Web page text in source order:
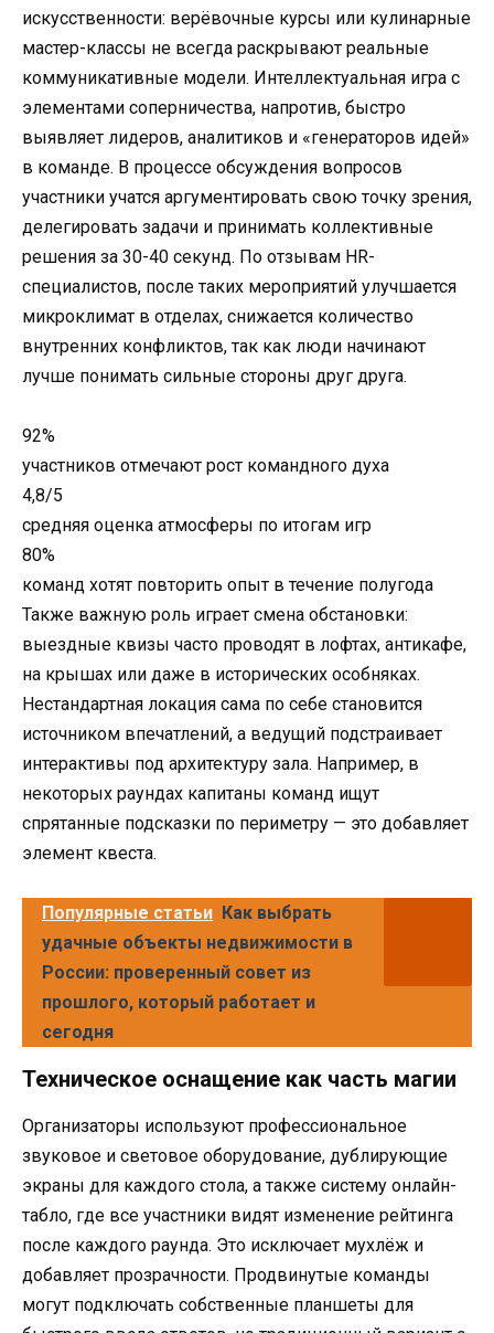
искусственности: верёвочные курсы или кулинарные
мастер-классы не всегда раскрывают реальные
коммуникативные модели. Интеллектуальная игра с
элементами соперничества, напротив, быстро
выявляет лидеров, аналитиков и «генераторов идей»
в команде. В процессе обсуждения вопросов
участники учатся аргументировать свою точку зрения,
делегировать задачи и принимать коллективные
решения за 30-40 секунд. По отзывам HR-
специалистов, после таких мероприятий улучшается
микроклимат в отделах, снижается количество
внутренних конфликтов, так как люди начинают
лучше понимать сильные стороны друг друга.
92%
участников отмечают рост командного духа
4,8/5
средняя оценка атмосферы по итогам игр
80%
команд хотят повторить опыт в течение полугода
Также важную роль играет смена обстановки:
выездные квизы часто проводят в лофтах, антикафе,
на крышах или даже в исторических особняках.
Нестандартная локация сама по себе становится
источником впечатлений, а ведущий подстраивает
интерактивы под архитектуру зала. Например, в
некоторых раундах капитаны команд ищут
спрятанные подсказки по периметру — это добавляет
элемент квеста.
Популярные статьи Как выбрать
удачные объекты недвижимости в
России: проверенный совет из
прошлого, который работает и
сегодня
Техническое оснащение как часть магии
Организаторы используют профессиональное
звуковое и световое оборудование, дублирующие
экраны для каждого стола, а также систему онлайн-
табло, где все участники видят изменение рейтинга
после каждого раунда. Это исключает мухлёж и
добавляет прозрачности. Продвинутые команды
могут подключать собственные планшеты для